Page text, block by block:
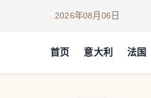
2026年08月06日
首页 意大利 法国